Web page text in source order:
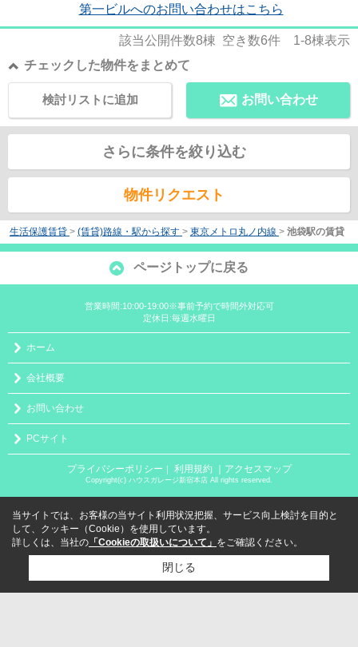
第一ビルへのお問い合わせはこちら
該当公開件数8棟 空き数6件 1-8棟表示
チェックした物件をまとめて
お問い合わせ
検討リストに追加
さらに条件を絞り込む
物件リクエスト
生活保護賃貸 > (賃貸)路線・駅から探す > 東京メトロ丸ノ内線 > 池袋駅の賃貸
ページトップに戻る
営業時間:10:00-19:00※事前予約で時間外対応可
定休日:毎週水曜日
ホーム
会社概要
お問い合わせ
PCサイト
プライバシーポリシー ｜ 利用規約 ｜アクセスマップ
Copyright(c) ハウスガレージ新宿本店 All rights reserved.
当サイトでは、お客様の当サイト利用状況把握、サービス向上検討を目的と
して、クッキー（Cookie）を使用しています。
詳しくは、当社の 「Cookieの取扱いについて」 をご確認ください。
閉じる